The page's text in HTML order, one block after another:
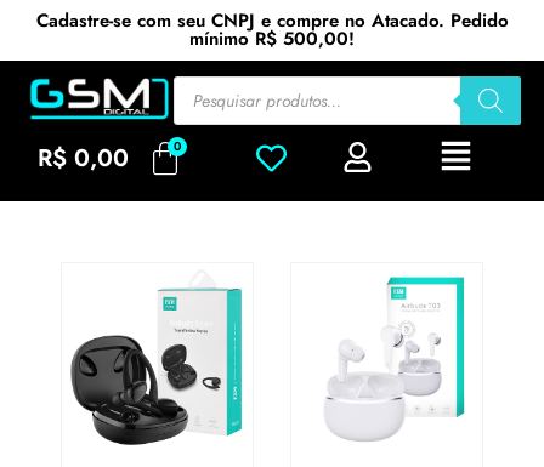
Cadastre-se com seu CNPJ e compre no Atacado. Pedido
mínimo R$ 500,00!
R$ 0,00